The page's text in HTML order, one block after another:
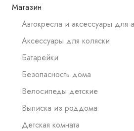
Магазин
Автокресла и аксессуары для
Аксессуары для коляски
Батарейки
Безопасность дома
Велосипеды детские
Выписка из роддома
Детская комната